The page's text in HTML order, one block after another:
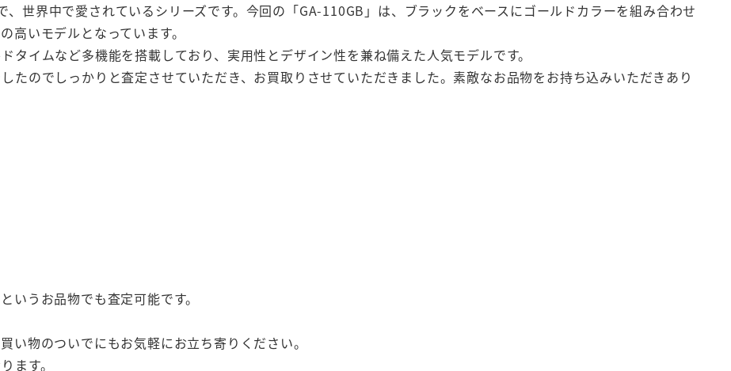
世界中で愛されているシリーズです。今回の「GA-110GB」は、ブラックをベースにゴールドカラーを組み合わせ
高いモデルとなっています。
イムなど多機能を搭載しており、実用性とデザイン性を兼ね備えた人気モデルです。
たのでしっかりと査定させていただき、お買取りさせていただきました。素敵なお品物をお持ち込みいただきあり
いうお品物でも査定可能です。
い物のついでにもお気軽にお立ち寄りください。
ます。